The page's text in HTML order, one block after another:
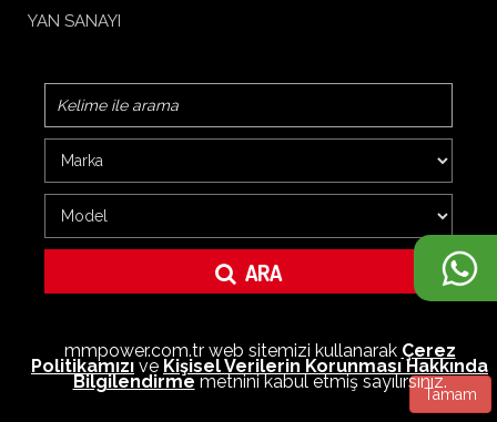
YAN SANAYI
ARA
mmpower.com.tr web sitemizi kullanarak Çerez
Politikamızı ve Kişisel Verilerin Korunması Hakkında
Bilgilendirmemetnini kabul etmiş sayılırsınız.
Tamam